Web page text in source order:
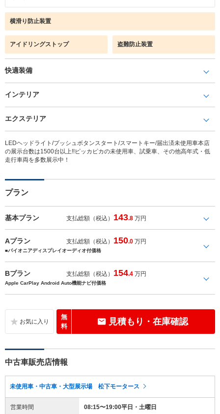
横滑り防止装置
アイドリングストップ 盗難防止装置
快適装備
インテリア
エクステリア
LEDヘッドライト/プッシュボタンスタート/スマートキー/届出済未使用車本店
の展示台数は1500台以上!!ピッカピカの未使用車、試乗車、その他高年式・低
走行車両を多数展示中！
プラン
基本プラン 支払総額（税込） 143.8 万円
Aプラン 支払総額（税込） 150.0 万円
■パイオニアディスプレイオーディオ付価格
Bプラン 支払総額（税込） 154.4 万円
Apple CarPlay Android Auto機能ナビ付価格
無
料
見積もり・在庫確認
中古車販売店情報
未使用車・中古車・大型展示場 松下モータース
営業時間 08:15〜19:00平日・土曜日